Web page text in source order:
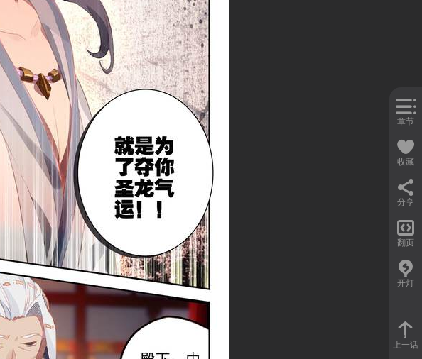
章节
收藏
分享

翻页
开灯
上一话